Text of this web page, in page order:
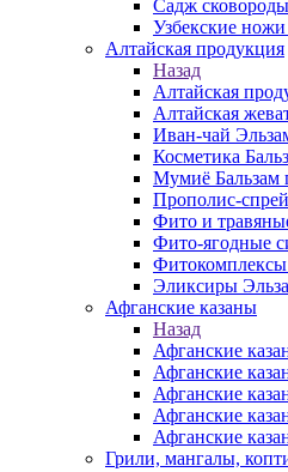
Садж сковороды
Узбекские
Алтайская продукция
Назад
Алтайская
Алтайская
Иван-чай
Косметика
Мумиё Бальзам
Прополис-
Фито и
Фито-ягодные
Эликсиры
Афганские казаны
Назад
Афганские
Афганские
Афганские
Афганские
Афганские
Грили, мангалы,